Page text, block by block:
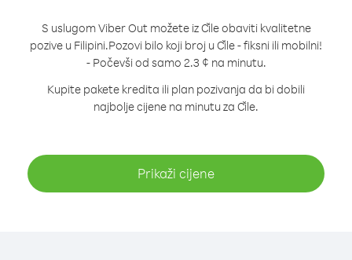
S uslugom Viber Out možete iz Čile obaviti kvalitetne
pozive u Filipini.Pozovi bilo koji broj u Čile - fiksni ili mobilni!
- Počevši od samo 2.3 ¢ na minutu.
Kupite pakete kredita ili plan pozivanja da bi dobili
najbolje cijene na minutu za Čile.
Prikaži cijene